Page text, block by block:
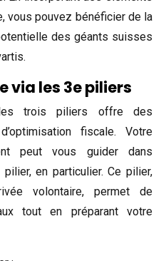
vous pouvez bénéficier de la
des géants suisses
via les 3e piliers
trois piliers offre des
fiscale. Votre
peut vous guider dans
en particulier. Ce pilier,
volontaire, permet de
tout en préparant votre